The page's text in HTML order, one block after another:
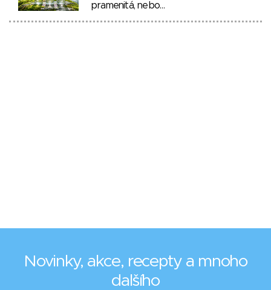
pramenitá, nebo…
Novinky, akce, recepty a mnoho
dalšího